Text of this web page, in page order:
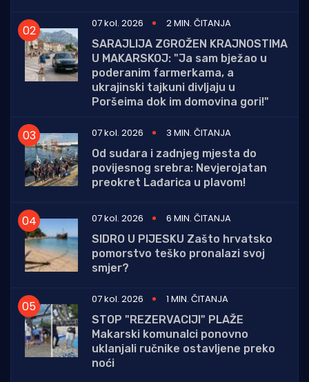
07 kol. 2026
2 MIN. ČITANJA
SARAJLIJA ZGROŽEN KRAJNOSTIMA
U MAKARSKOJ: "Ja sam bježao u
poderanim farmerkama, a
ukrajinski tajkuni divljaju u
Poršeima dok im domovina gori!"
07 kol. 2026
3 MIN. ČITANJA
Od sudara i zadnjeg mjesta do
povijesnog srebra: Nevjerojatan
preokret Lađarica u plavom!
07 kol. 2026
6 MIN. ČITANJA
SIDRO U PIJESKU Zašto hrvatsko
pomorstvo teško pronalazi svoj
smjer?
07 kol. 2026
1 MIN. ČITANJA
STOP "REZERVACIJI" PLAŽE
Makarski komunalci ponovno
uklanjali ručnike ostavljene preko
noći